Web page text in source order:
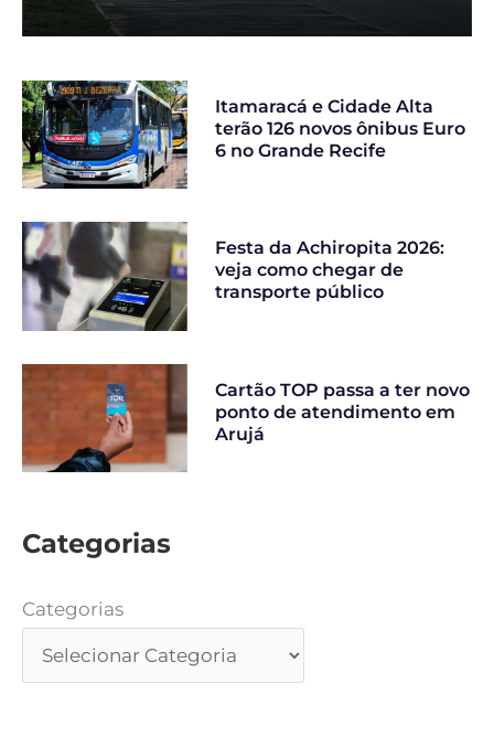
Itamaracá e Cidade Alta
terão 126 novos ônibus Euro
6 no Grande Recife
Festa da Achiropita 2026:
veja como chegar de
transporte público
Cartão TOP passa a ter novo
ponto de atendimento em
Arujá
Categorias
Categorias